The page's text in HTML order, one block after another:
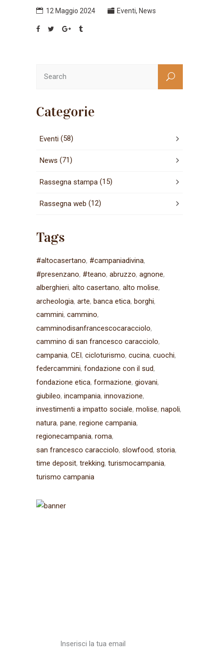
12 Maggio 2024 Eventi, News
Categorie
Eventi (58)
News (71)
Rassegna stampa (15)
Rassegna web (12)
Tags
#altocasertano #campaniadivina
#presenzano #teano abruzzo agnone
alberghieri alto casertano alto molise
archeologia arte banca etica borghi
cammini cammino
camminodisanfrancescocaracciolo
cammino di san francesco caracciolo
campania CEI cicloturismo cucina cuochi
federcammini fondazione con il sud
fondazione etica formazione giovani
giubileo incampania innovazione
investimenti a impatto sociale molise napoli
natura pane regione campania
regionecampania roma
san francesco caracciolo slowfood storia
time deposit trekking turismocampania
turismo campania